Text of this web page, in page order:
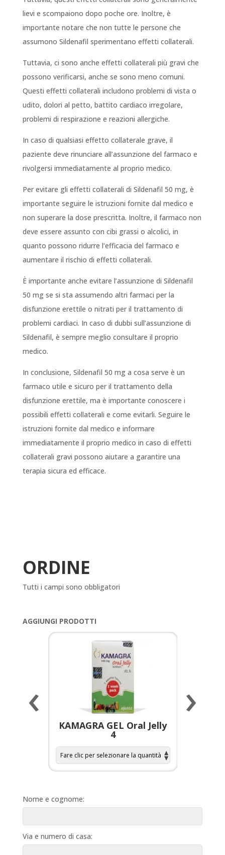
lievi e scompaiono dopo poche ore. Inoltre, è
importante notare che non tutte le persone che
assumono Sildenafil sperimentano effetti collaterali.
Tuttavia, ci sono anche effetti collaterali più gravi che
possono verificarsi, anche se sono meno comuni.
Questi effetti collaterali includono problemi di vista o
udito, dolori al petto, battito cardiaco irregolare,
problemi di respirazione e reazioni allergiche.
In caso di qualsiasi effetto collaterale grave, il
paziente deve rinunciare all’assunzione del farmaco e
rivolgersi immediatamente al proprio medico.
Per evitare gli effetti collaterali di Sildenafil 50 mg, è
importante seguire le istruzioni fornite dal medico e
non superare la dose prescritta. Inoltre, il farmaco non
deve essere assunto con cibi grassi o alcolici, in
quanto possono ridurre l’efficacia del farmaco e
aumentare il rischio di effetti collaterali.
È importante anche evitare l’assunzione di Sildenafil
50 mg se si sta assumendo altri farmaci per la
disfunzione erettile o nitrati per il trattamento di
problemi cardiaci. In caso di dubbi sull’assunzione di
Sildenafil, è sempre meglio consultare il proprio
medico.
In conclusione, Sildenafil 50 mg a cosa serve è un
farmaco utile e sicuro per il trattamento della
disfunzione erettile, ma è importante conoscere i
possibili effetti collaterali e come evitarli. Seguire le
istruzioni fornite dal medico e informare
immediatamente il proprio medico in caso di effetti
collaterali gravi possono aiutare a garantire una
terapia sicura ed efficace.
ORDINE
Tutti i campi sono obbligatori
AGGIUNGI PRODOTTI
KAMAGRA GEL Oral Jelly
4
‹ ›
Nome e cognome:
Via e numero di casa: